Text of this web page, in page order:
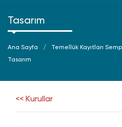
Tasarım
Ana Sayfa Temellük Kayıtları
Tasarım
<< Kurullar